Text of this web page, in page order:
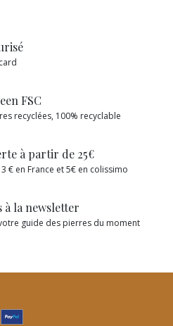
FSC
recyclées, 100% recyclable
à partir de 25€
€ en France et 5€ en colissimo
à la newsletter
guide des pierres du moment